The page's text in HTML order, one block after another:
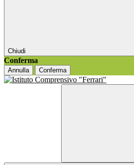
Chiudi
Conferma
Annulla Conferma